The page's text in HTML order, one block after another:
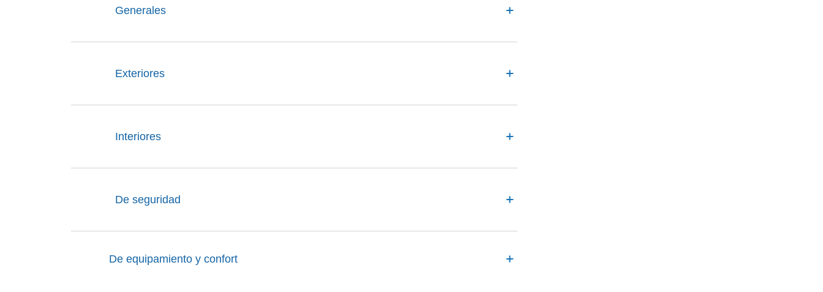
Generales
Exteriores
Interiores
De seguridad
De equipamiento y confort